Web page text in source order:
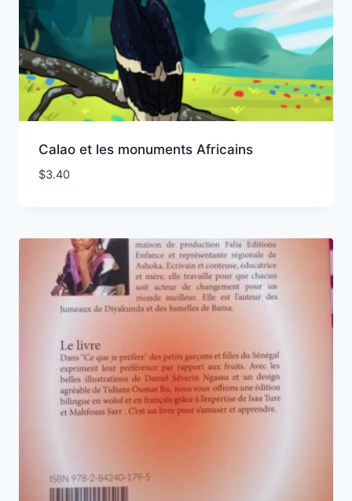
Calao et les monuments Africains
$3.40